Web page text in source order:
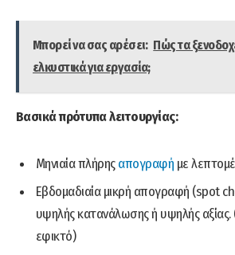
Μπορεί να σας αρέσει: Πώς τα
ελκυστικά για εργασία;
Βασικά πρότυπα λειτουργίας:
Μηνιαία πλήρηςαπογραφή με
Εβδομαδιαία μικρή απογραφή (spot
υψηλής κατανάλωσης ή υψηλής αξίας.
εφικτό)